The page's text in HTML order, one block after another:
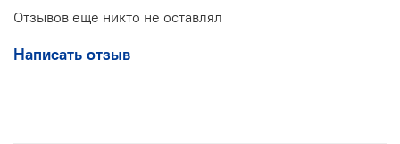
Отзывов еще никто не оставлял
Написать отзыв